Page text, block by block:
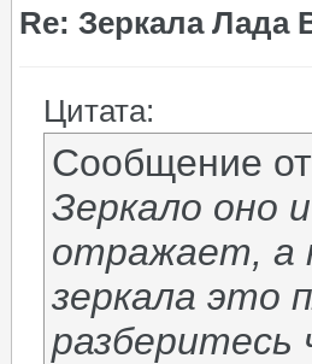
Re: Зеркала Лада
Цитата:
Сообщение
Зеркало оно
отражает, а
зеркала это